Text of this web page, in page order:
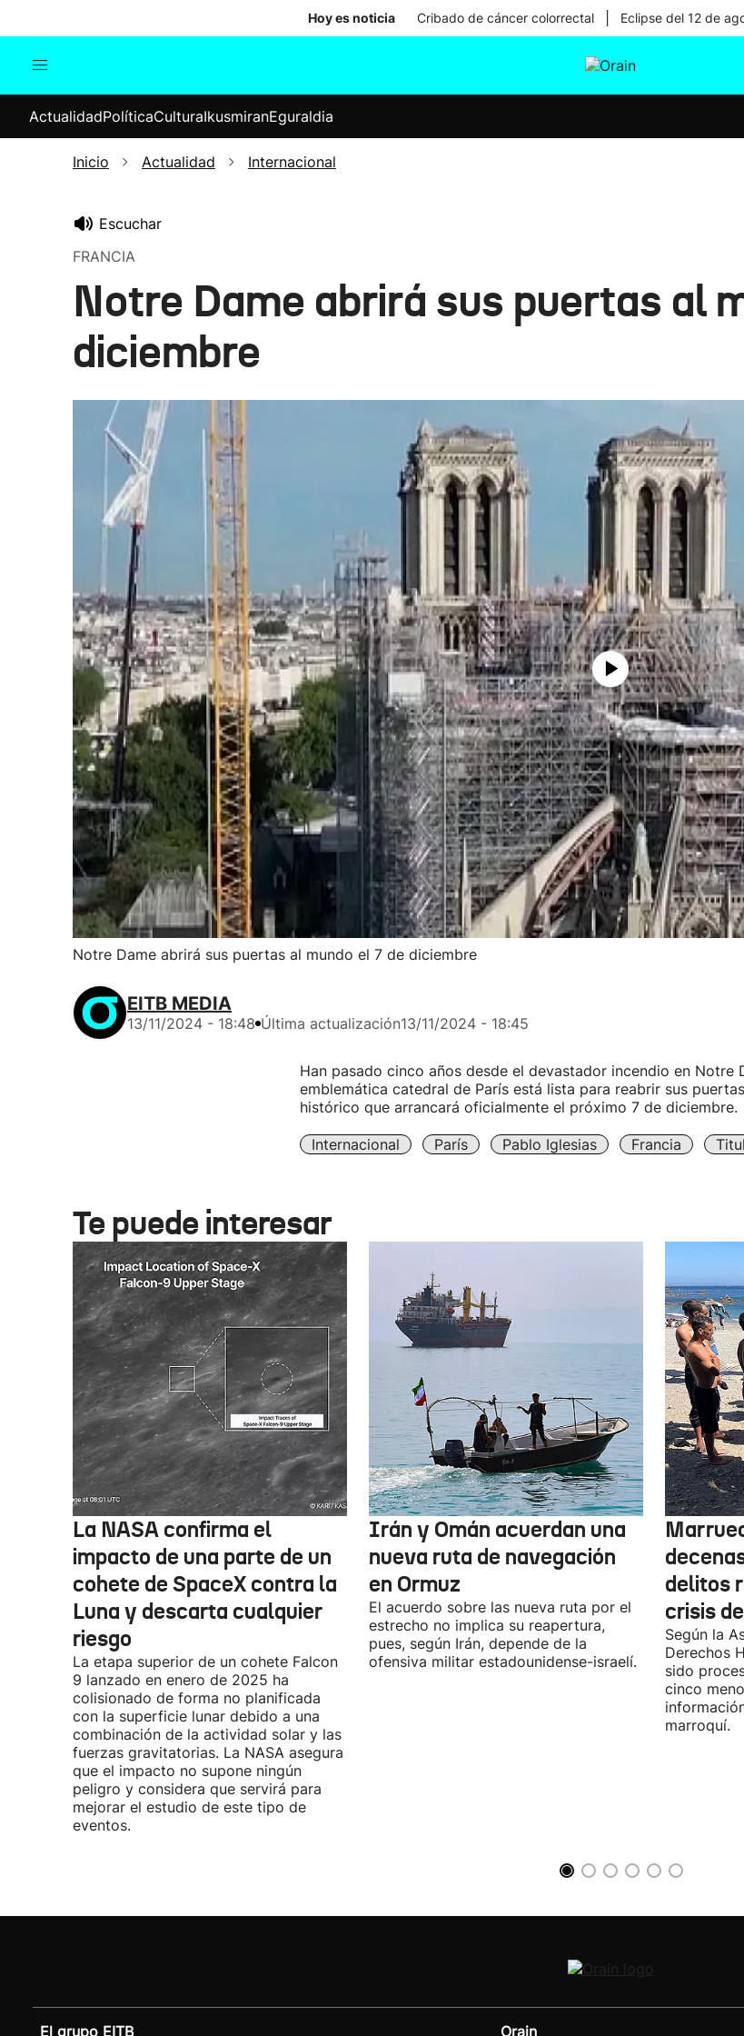
Hoy es noticia Cribado de cáncer colorrectal Eclipse del 12 de
Internacional
Elecciones
ActualidadPolíticaCulturaIkusmiranEguraldia
Inicio Actualidad Internacional
Escuchar
FRANCIA
Notre Dame abrirá sus puertas al
diciembre
Notre Dame abrirá sus puertas al mundo el 7 de diciembre
EITB MEDIA
13/11/2024 - 18:48 Última actualización13/11/2024 - 18:45
Han pasado cinco años desde el devastador incendio en Notre
emblemática catedral de París está lista para reabrir sus
histórico que arrancará oficialmente el próximo 7 de diciembre.
Internacional París Pablo Iglesias Francia
Te puede interesar
La NASA confirma el
impacto de una parte de un
cohete de SpaceX contra la
Luna y descarta cualquier
riesgo
La etapa superior de un cohete Falcon
9 lanzado en enero de 2025 ha
colisionado de forma no planificada
con la superficie lunar debido a una
combinación de la actividad solar y las
fuerzas gravitatorias. La NASA asegura
que el impacto no supone ningún
peligro y considera que servirá para
mejorar el estudio de este tipo de
eventos.
Irán y Omán acuerdan una
nueva ruta de navegación
en Ormuz
El acuerdo sobre las nueva ruta por el
estrecho no implica su reapertura,
pues, según Irán, depende de la
ofensiva militar estadounidense-israelí.
delitos
crisis
Según la
Derechos
sido
cinco
marroquí.
El grupo EITB Orain